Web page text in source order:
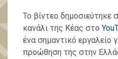
Το βίντεο δημοσιεύτηκε
κανάλι της Κέας στο
ένα σημαντικό εργαλείο
προώθηση της στην